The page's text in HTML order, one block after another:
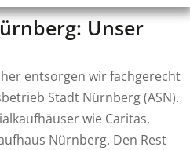
Unser
entsorgen wir fachgerecht
Stadt Nürnberg (ASN).
wie Caritas,
Nürnberg. Den Rest